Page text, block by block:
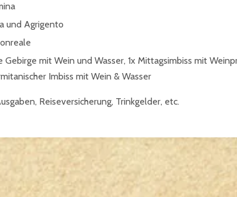
und Agrigento
mit Wein und Wasser, 1x Mittagsimbiss mit
Imbiss mit Wein & Wasser
Reiseversicherung, Trinkgelder, etc.